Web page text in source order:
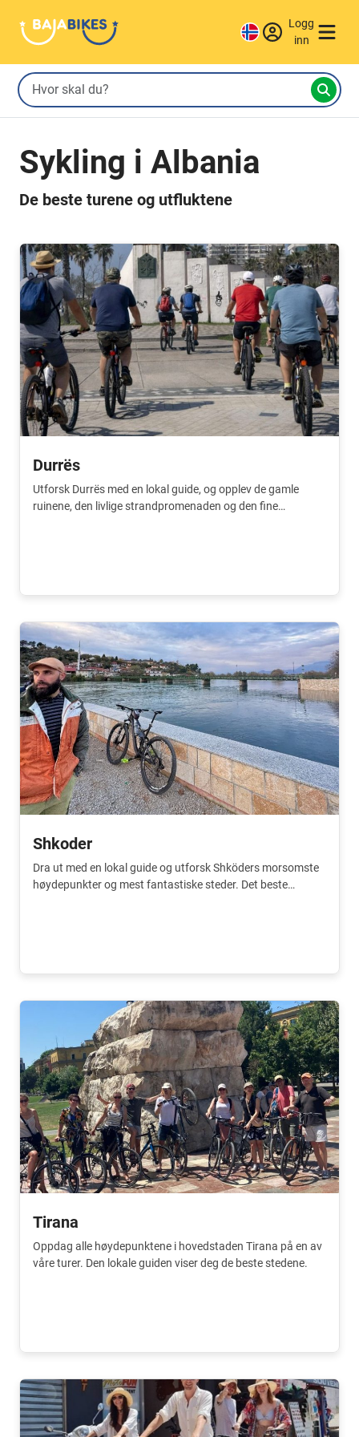
Logg
inn
Sykling i Albania
De beste turene og utfluktene
Durrës
Utforsk Durrës med en lokal guide, og opplev de gamle
ruinene, den livlige strandpromenaden og den fine
Shkoder
Dra ut med en lokal guide og utforsk Shköders morsomste
høydepunkter og mest fantastiske steder. Det beste
Tirana
Oppdag alle høydepunktene i hovedstaden Tirana på en av
våre turer. Den lokale guiden viser deg de beste stedene.